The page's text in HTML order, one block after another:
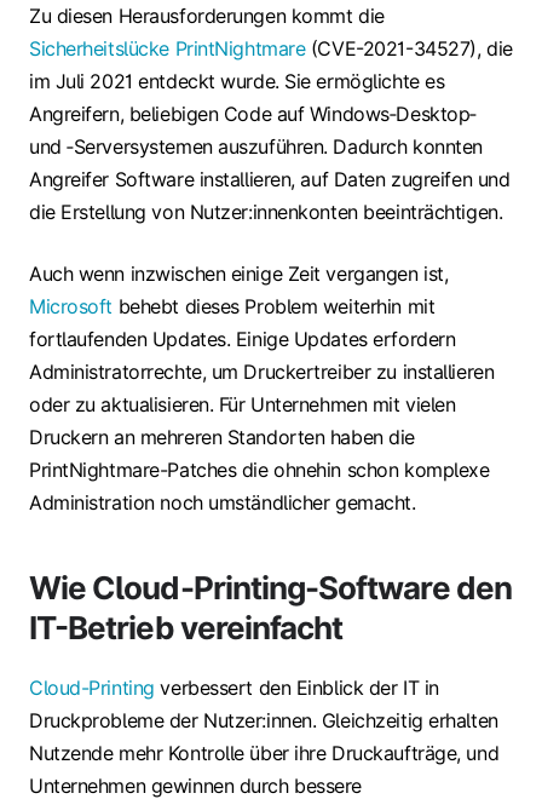
Zu diesen Herausforderungen kommt die
Sicherheitslücke PrintNightmare(CVE-2021-34527), die
im Juli 2021 entdeckt wurde. Sie ermöglichte es
Angreifern, beliebigen Code auf Windows‑Desktop‑
und ‑Serversystemen auszuführen. Dadurch konnten
Angreifer Software installieren, auf Daten zugreifen und
die Erstellung von Nutzer:innenkonten beeinträchtigen.
Auch wenn inzwischen einige Zeit vergangen ist,
Microsoft behebt dieses Problem weiterhin mit
fortlaufenden Updates. Einige Updates erfordern
Administratorrechte, um Druckertreiber zu installieren
oder zu aktualisieren. Für Unternehmen mit vielen
Druckern an mehreren Standorten haben die
PrintNightmare-Patches die ohnehin schon komplexe
Administration noch umständlicher gemacht.
Wie Cloud-Printing-Software den
IT-Betrieb vereinfacht
Cloud-Printing verbessert den Einblick der IT in
Druckprobleme der Nutzer:innen. Gleichzeitig erhalten
Nutzende mehr Kontrolle über ihre Druckaufträge, und
Unternehmen gewinnen durch bessere